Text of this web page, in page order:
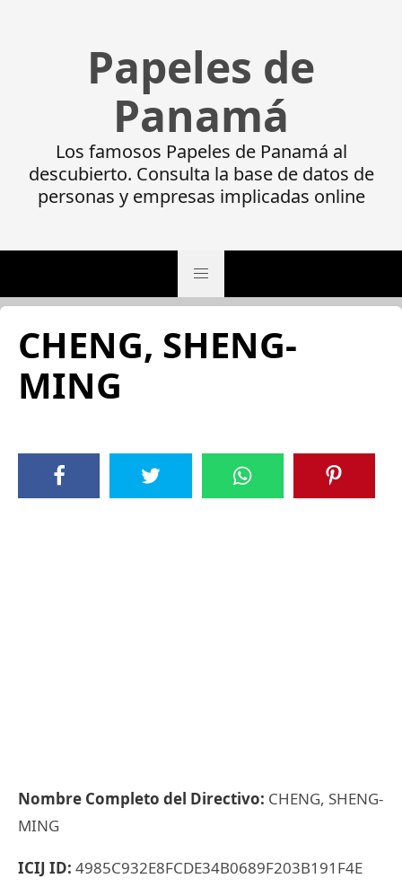
Papeles de
Panamá
Los famosos Papeles de Panamá al
descubierto. Consulta la base de datos de
personas y empresas implicadas online
CHENG, SHENG-
MING
Nombre Completo del Directivo: CHENG, SHENG-
MING
ICIJ ID: 4985C932E8FCDE34B0689F203B191F4E